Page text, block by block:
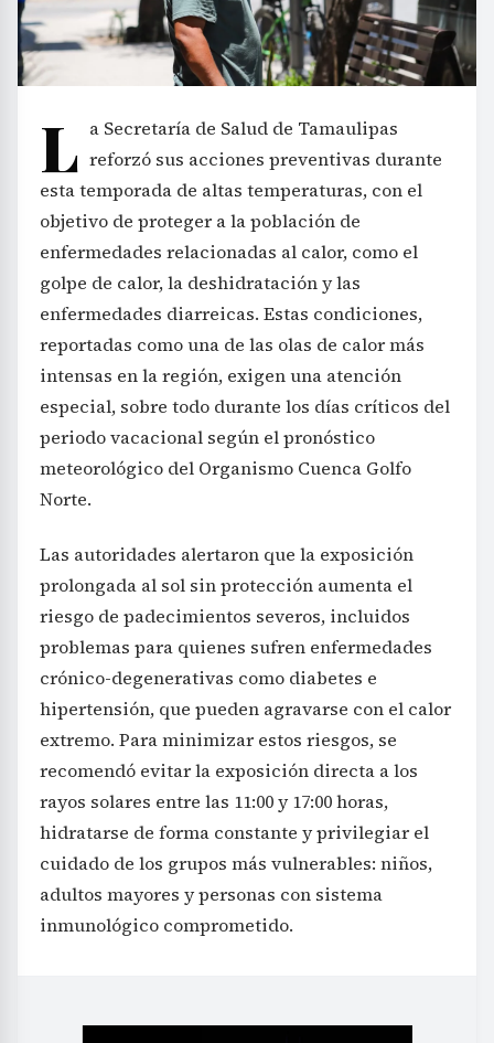
L a Secretaría de Salud de Tamaulipas
reforzó sus acciones preventivas durante
esta temporada de altas temperaturas, con el
objetivo de proteger a la población de
enfermedades relacionadas al calor, como el
golpe de calor, la deshidratación y las
enfermedades diarreicas. Estas condiciones,
reportadas como una de las olas de calor más
intensas en la región, exigen una atención
especial, sobre todo durante los días críticos del
periodo vacacional según el pronóstico
meteorológico del Organismo Cuenca Golfo
Norte.
Las autoridades alertaron que la exposición
prolongada al sol sin protección aumenta el
riesgo de padecimientos severos, incluidos
problemas para quienes sufren enfermedades
crónico-degenerativas como diabetes e
hipertensión, que pueden agravarse con el calor
extremo. Para minimizar estos riesgos, se
recomendó evitar la exposición directa a los
rayos solares entre las 11:00 y 17:00 horas,
hidratarse de forma constante y privilegiar el
cuidado de los grupos más vulnerables: niños,
adultos mayores y personas con sistema
inmunológico comprometido.